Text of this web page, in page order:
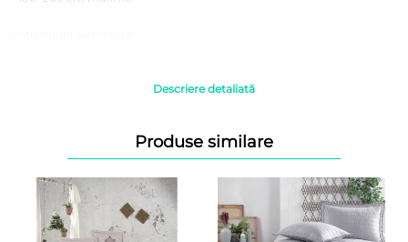
A se spala automat sau manual la 40°C pentru rezistenta si
Uscarea ar trebui sa se realizeze la temperatura camerei, fara
interventia uscatoarelor de rufe electrice.
Se poate calca la temperatura medie.
Atentie! Fotografiile produselor prezentate au caracter informativ,
Descriere detaliată
Produse similare